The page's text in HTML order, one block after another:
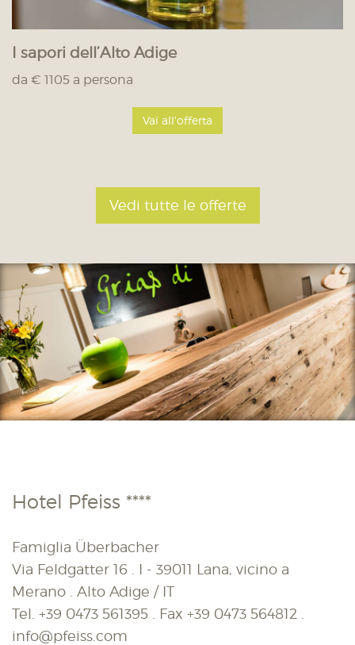
I sapori dell’Alto Adige
da € 1105 a persona
Vai all'offerta
Vedi tutte le offerte
Hotel Pfeiss ****
Famiglia Überbacher
Via Feldgatter 16 . I - 39011 Lana, vicino a
Merano . Alto Adige / IT
Tel. +39 0473 561395 . Fax +39 0473 564812
info@pfeiss.com